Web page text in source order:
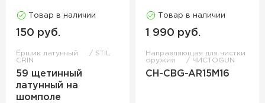
Товар в наличии
150 руб.
Ёршик латунный
STIL
CRIN
59 щетинный
латунный на
шомполе
Товар в наличии
1 990 руб.
Направляющая для чистки
оружия
ЧИСТОGUN
CH-CBG-AR15M16